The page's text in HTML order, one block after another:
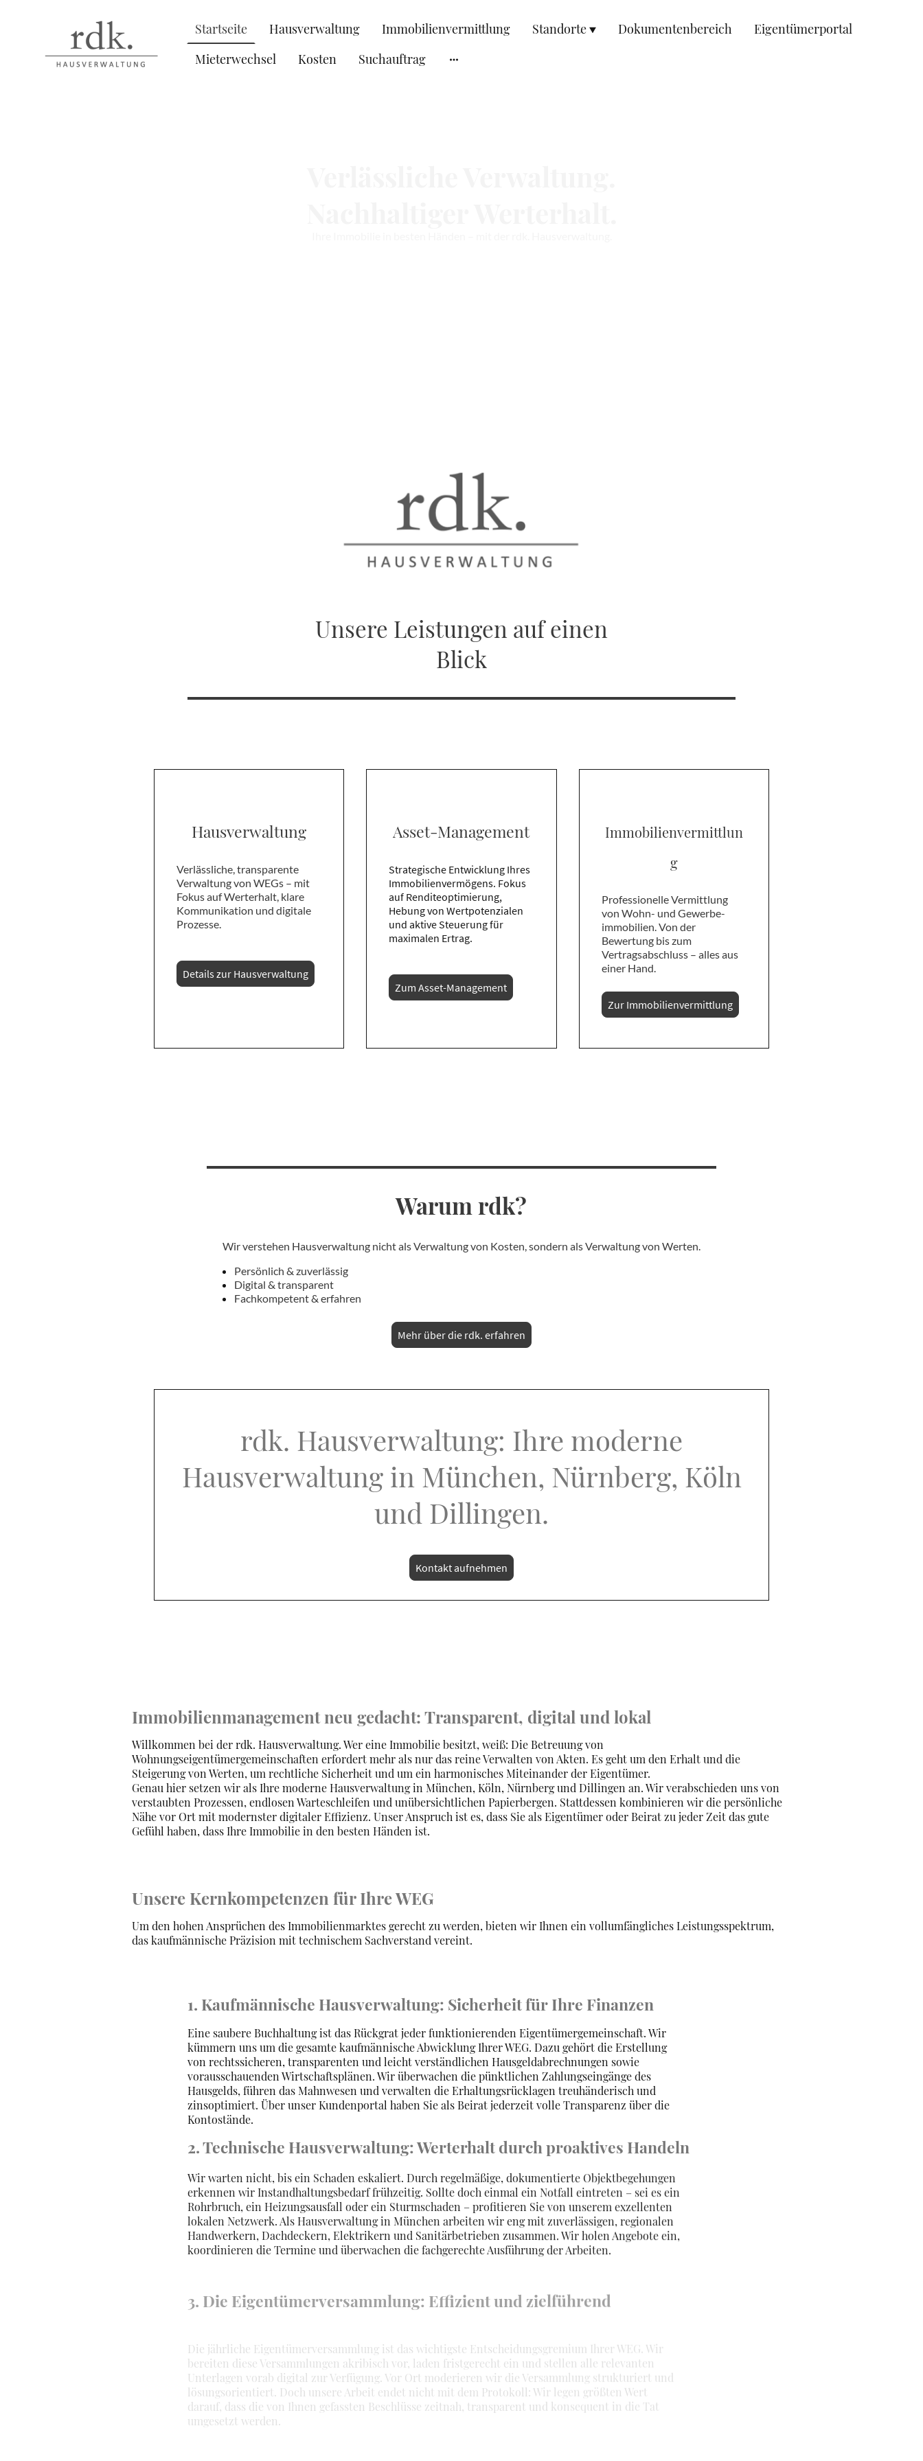
Startseite Hausverwaltung Immobilienvermittlung Standorte Dokumentenbereich
Eigentümerportal
Mieterwechsel
Kosten Suchauftrag
Unsere Leistungen auf einen
Blick
Hausverwaltung
Verlässliche, transparente
Verwaltung von WEGs – mit
Fokus auf Werterhalt, klare
Kommunikation und digitale
Prozesse.
Details zur Hausverwaltung
Asset-Management
Strategische Entwicklung Ihres
Immobilienvermögens. Fokus
auf Renditeoptimierung,
Hebung von Wertpotenzialen
und aktive Steuerung für
maximalen Ertrag.
Zum Asset-Management
Immobilienvermittlun
g
Professionelle Vermittlung
von Wohn- und Gewerbe-
immobilien. Von der
Bewertung bis zum
Vertragsabschluss – alles aus
einer Hand.
Zur Immobilienvermittlung
Warum rdk?
Wir verstehen Hausverwaltung nicht als Verwaltung von Kosten, sondern als Verwaltung von Werten.
Persönlich & zuverlässig
Digital & transparent
Fachkompetent & erfahren
Mehr über die rdk. erfahren
rdk. Hausverwaltung: Ihre moderne
Hausverwaltung in München, Nürnberg, Köln
und Dillingen.
Kontakt aufnehmen
Immobilienmanagement neu gedacht: Transparent, digital und lokal
Willkommen bei der rdk. Hausverwaltung. Wer eine Immobilie besitzt, weiß: Die Betreuung von
Wohnungseigentümergemeinschaften erfordert mehr als nur das reine Verwalten von Akten. Es geht um den Erhalt und die
Steigerung von Werten, um rechtliche Sicherheit und um ein harmonisches Miteinander der Eigentümer.
Genau hier setzen wir als Ihre moderne Hausverwaltung in München, Köln, Nürnberg und Dillingen an. Wir verabschieden uns von
verstaubten Prozessen, endlosen Warteschleifen und unübersichtlichen Papierbergen. Stattdessen kombinieren wir die persönliche
Nähe vor Ort mit modernster digitaler Effizienz. Unser Anspruch ist es, dass Sie als Eigentümer oder Beirat zu jeder Zeit das gute
Gefühl haben, dass Ihre Immobilie in den besten Händen ist.
Um den hohen Ansprüchen des Immobilienmarktes gerecht zu werden, bieten wir Ihnen ein vollumfängliches Leistungsspektrum,
das kaufmännische Präzision mit technischem Sachverstand vereint.
Unsere Kernkompetenzen für Ihre WEG
1. Kaufmännische Hausverwaltung: Sicherheit für Ihre Finanzen
Eine saubere Buchhaltung ist das Rückgrat jeder funktionierenden Eigentümergemeinschaft. Wir
kümmern uns um die gesamte kaufmännische Abwicklung Ihrer WEG. Dazu gehört die Erstellung
von rechtssicheren, transparenten und leicht verständlichen Hausgeldabrechnungen sowie
vorausschauenden Wirtschaftsplänen. Wir überwachen die pünktlichen Zahlungseingänge des
Hausgelds, führen das Mahnwesen und verwalten die Erhaltungsrücklagen treuhänderisch und
zinsoptimiert. Über unser Kundenportal haben Sie als Beirat jederzeit volle Transparenz über die
Kontostände.
2. Technische Hausverwaltung: Werterhalt durch proaktives Handeln
Wir warten nicht, bis ein Schaden eskaliert. Durch regelmäßige, dokumentierte Objektbegehungen
erkennen wir Instandhaltungsbedarf frühzeitig. Sollte doch einmal ein Notfall eintreten – sei es ein
Rohrbruch, ein Heizungsausfall oder ein Sturmschaden – profitieren Sie von unserem exzellenten
lokalen Netzwerk. Als Hausverwaltung in München arbeiten wir eng mit zuverlässigen, regionalen
Handwerkern, Dachdeckern, Elektrikern und Sanitärbetrieben zusammen. Wir holen Angebote ein,
koordinieren die Termine und überwachen die fachgerechte Ausführung der Arbeiten.
3. Die Eigentümerversammlung: Effizient und zielführend
Unterlagen vorab digital zur Verfügung. Vor Ort moderieren wir die Versammlung strukturiert und
lösungsorientiert. Doch unsere Arbeit endet nicht mit dem Protokoll: Wir legen größten Wert
darauf, dass die von Ihnen gefassten Beschlüsse zeitnah, transparent und konsequent in die Tat
umgesetzt werden.